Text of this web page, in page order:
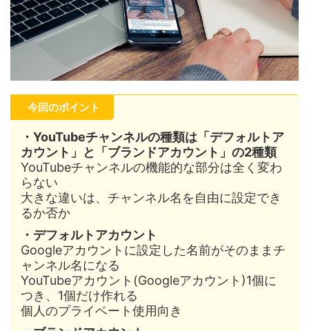
今回のポイント
・YouTubeチャンネルの種類は「デフォルトア
カウント」と「ブランドアカウント」の2種類
YouTubeチャンネルの機能的な部分は全く変わ
らない
大きな違いは、チャンネル名を自由に設定でき
るか否か
・デフォルトアカウント
Googleアカウントに設定した名前がそのままチ
ャンネル名になる
YouTubeアカウント(Googleアカウント)1個に
つき、1個だけ作れる
個人のプライベート使用向き